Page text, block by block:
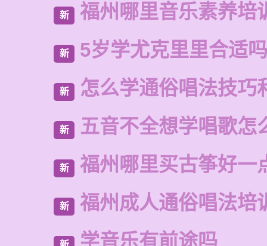
新 福州哪里音乐素养培
新 5岁学尤克里里合适吗
新 怎么学通俗唱法技巧
新 五音不全想学唱歌怎
新 福州哪里买古筝好一
新 福州成人通俗唱法培
学音乐有前途吗